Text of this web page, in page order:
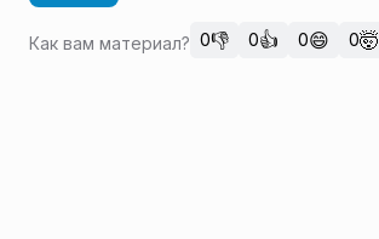
Как вам материал? 0👎 0👍 0😄 0🤯